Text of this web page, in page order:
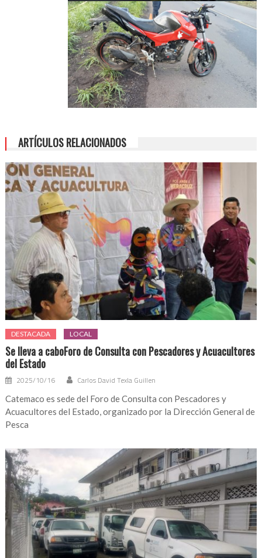
ARTÍCULOS RELACIONADOS
DESTACADA LOCAL
Se lleva a caboForo de Consulta con Pescadores y Acuacultores
del Estado
2025/10/16 Carlos David Texla Guillen
Catemaco es sede del Foro de Consulta con Pescadores y
Acuacultores del Estado, organizado por la Dirección General de
Pesca